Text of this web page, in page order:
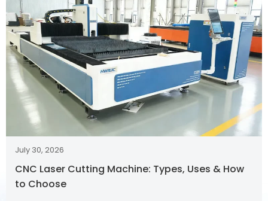
July 30, 2026
CNC Laser Cutting Machine: Types, Uses & How
to Choose